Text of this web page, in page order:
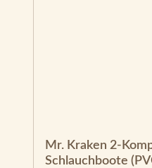
Mr. Kraken 2-
Schlauchboote